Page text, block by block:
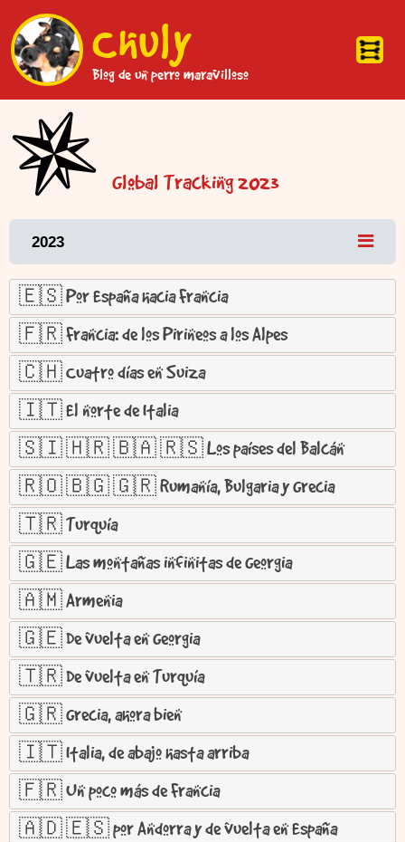
Chuly
Blog de un perro maravilloso
Global Tracking 2023
Primary tabs
2023
🇪🇸 Por España hacia Francia
🇫🇷 Francia: de los Pirineos a los Alpes
🇨🇭 Cuatro días en Suiza
🇮🇹 El norte de Italia
🇸🇮 🇭🇷 🇧🇦 🇷🇸 Los países del Balcán
🇷🇴 🇧🇬 🇬🇷 Rumanía, Bulgaria y Grecia
🇹🇷 Turquía
🇬🇪 Las montañas infinitas de Georgia
🇦🇲 Armenia
🇬🇪 De vuelta en Georgia
🇹🇷 De vuelta en Turquía
🇬🇷 Grecia, ahora bien
🇮🇹 Italia, de abajo hasta arriba
🇫🇷 Un poco más de Francia
🇦🇩 🇪🇸 por Andorra y de vuelta en España